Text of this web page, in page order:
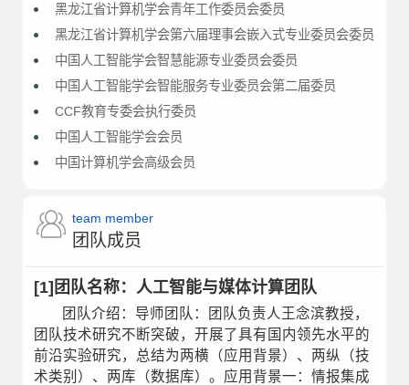
黑龙江省计算机学会青年工作委员会委员
黑龙江省计算机学会第六届理事会嵌入式专业委员会委员
中国人工智能学会智慧能源专业委员会委员
中国人工智能学会智能服务专业委员会第二届委员
CCF教育专委会执行委员
中国人工智能学会会员
中国计算机学会高级会员
team member
团队成员
[1]团队名称：人工智能与媒体计算团队
团队介绍：导师团队：团队负责人王念滨教授，
团队技术研究不断突破，开展了具有国内领先水平的
前沿实验研究，总结为两横（应用背景）、两纵（技
术类别）、两库（数据库）。应用背景一：情报集成